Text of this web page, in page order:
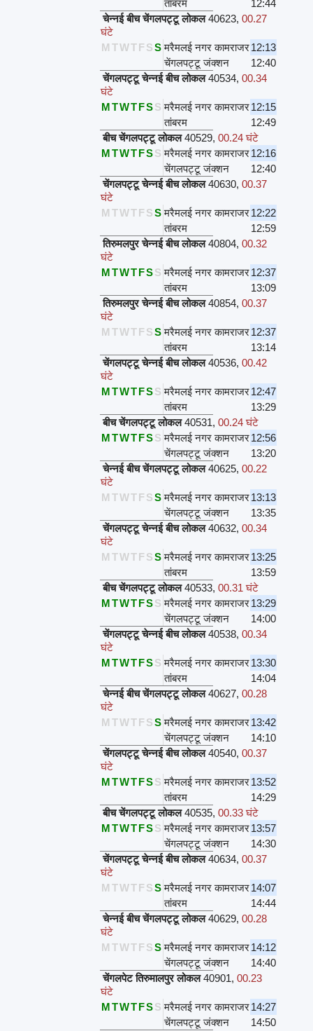
तांबरम
12:44
चेन्नई बीच चेंगलपट्टू लोकल 40623,00.27
घंटे
M TWTFSS मरैमलई नगर कामराजर12:13
चेंगलपट्टू जंक्शन
12:40
चेंगलपट्टू चेन्नई बीच लोकल 40534,00.34
घंटे
MTWTFSS मरैमलई नगर कामराजर12:15
तांबरम
12:49
बीच चेंगलपट्टू लोकल 40529,00.24 घंटे
MTWTFSS मरैमलई नगर कामराजर12:16
चेंगलपट्टू जंक्शन
12:40
चेंगलपट्टू चेन्नई बीच लोकल 40630,00.37
घंटे
M TWTFSS मरैमलई नगर कामराजर12:22
तांबरम
12:59
तिरुमलपुर चेन्नई बीच लोकल 40804,00.32
घंटे
MTWTFSS मरैमलई नगर कामराजर12:37
तांबरम
13:09
तिरुमलपुर चेन्नई बीच लोकल 40854,00.37
घंटे
M TWTFSS मरैमलई नगर कामराजर12:37
तांबरम
13:14
चेंगलपट्टू चेन्नई बीच लोकल 40536,00.42
घंटे
MTWTFSS मरैमलई नगर कामराजर12:47
तांबरम
13:29
बीच चेंगलपट्टू लोकल 40531,00.24 घंटे
MTWTFSS मरैमलई नगर कामराजर12:56
चेंगलपट्टू जंक्शन
13:20
चेन्नई बीच चेंगलपट्टू लोकल 40625,00.22
घंटे
M TWTFSS मरैमलई नगर कामराजर13:13
चेंगलपट्टू जंक्शन
13:35
चेंगलपट्टू चेन्नई बीच लोकल 40632,00.34
घंटे
M TWTFSS मरैमलई नगर कामराजर13:25
तांबरम
13:59
बीच चेंगलपट्टू लोकल 40533,00.31 घंटे
MTWTFSS मरैमलई नगर कामराजर13:29
चेंगलपट्टू जंक्शन
14:00
चेंगलपट्टू चेन्नई बीच लोकल 40538,00.34
घंटे
MTWTFSS मरैमलई नगर कामराजर13:30
तांबरम
14:04
चेन्नई बीच चेंगलपट्टू लोकल 40627,00.28
घंटे
M TWTFSS मरैमलई नगर कामराजर13:42
चेंगलपट्टू जंक्शन
14:10
चेंगलपट्टू चेन्नई बीच लोकल 40540,00.37
घंटे
MTWTFSS मरैमलई नगर कामराजर13:52
तांबरम
14:29
बीच चेंगलपट्टू लोकल 40535,00.33 घंटे
MTWTFSS मरैमलई नगर कामराजर13:57
चेंगलपट्टू जंक्शन
14:30
चेंगलपट्टू चेन्नई बीच लोकल 40634,00.37
घंटे
M TWTFSS मरैमलई नगर कामराजर14:07
तांबरम
14:44
चेन्नई बीच चेंगलपट्टू लोकल 40629,00.28
घंटे
M TWTFSS मरैमलई नगर कामराजर14:12
चेंगलपट्टू जंक्शन
14:40
चेंगलपेट तिरुमालपुर लोकल 40901,00.23
घंटे
MTWTFSS मरैमलई नगर कामराजर14:27
चेंगलपट्टू जंक्शन
14:50